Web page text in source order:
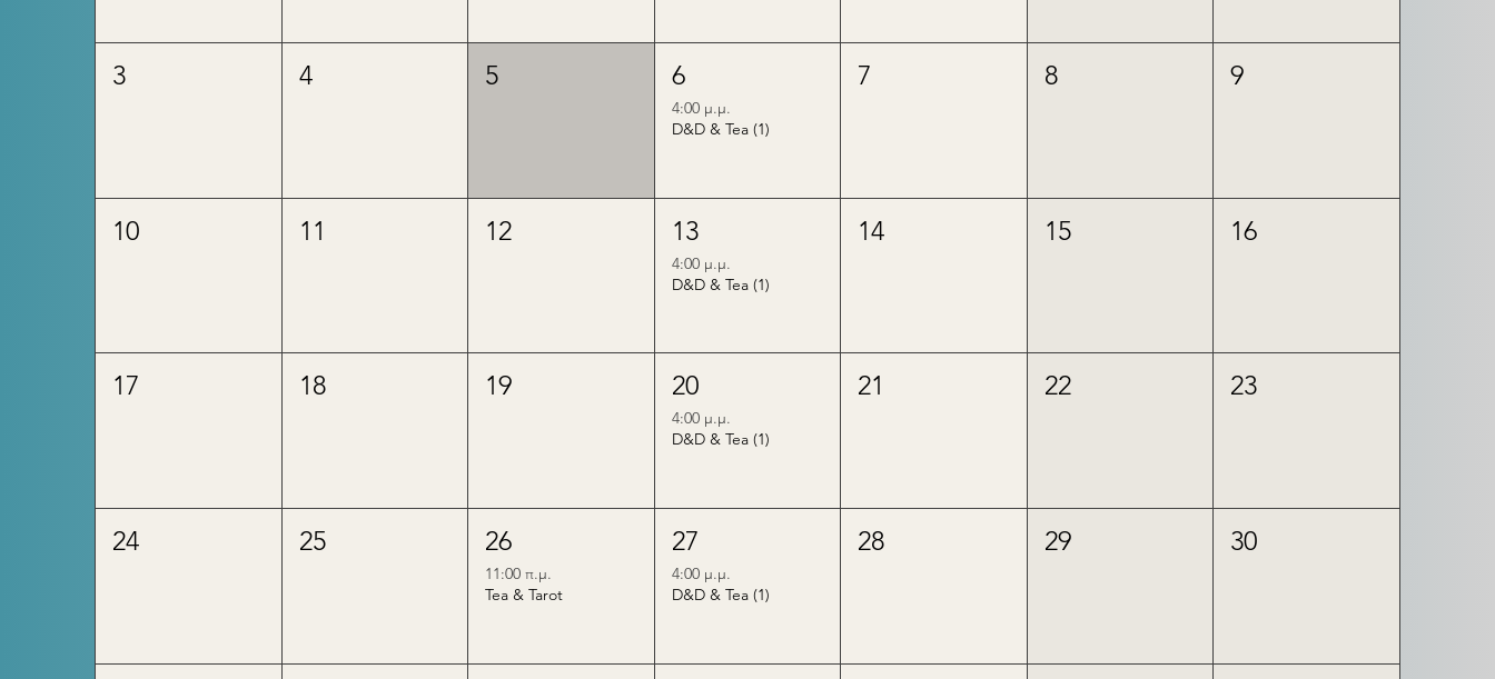
3 4 5 6
4:00 μ.μ.
D&D & Tea (1)
7 8 9
10 11 12 13
4:00 μ.μ.
D&D & Tea (1)
14 15 16
17 18 19 20
4:00 μ.μ.
D&D & Tea (1)
21 22 23
24 25 26
11:00 π.μ.
Tea & Tarot
27
4:00 μ.μ.
D&D & Tea (1)
28 29 30